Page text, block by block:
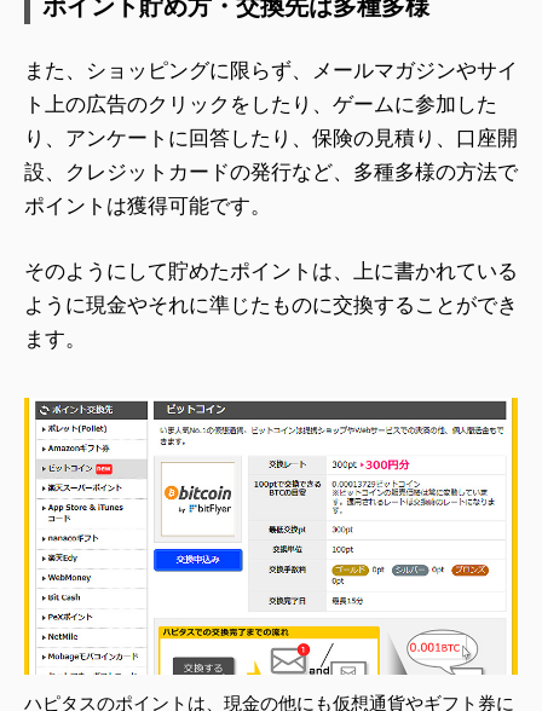
ポイント貯め方・交換先は多種多様
また、ショッピングに限らず、メールマガジンやサイ
ト上の広告のクリックをしたり、ゲームに参加した
り、アンケートに回答したり、保険の見積り、口座開
設、クレジットカードの発行など、多種多様の方法で
ポイントは獲得可能です。
そのようにして貯めたポイントは、上に書かれている
ように現金やそれに準じたものに交換することができ
ます。
ハピタスのポイントは、現金の他にも仮想通貨やギフト券に